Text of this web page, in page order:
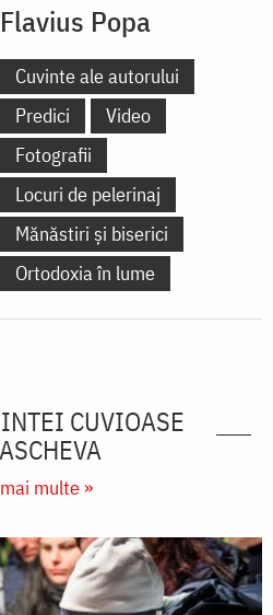
Flavius Popa
Cuvinte ale autorului
Predici
Video
Fotografii
Locuri de pelerinaj
Mănăstiri și biserici
Ortodoxia în lume
CUVIOASE
multe »